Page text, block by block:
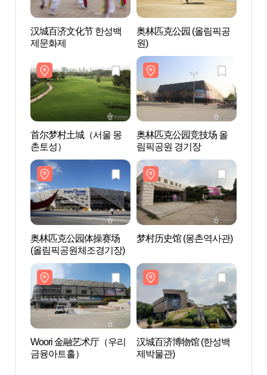
汉城百济文化节 한성백
제문화제
奥林匹克公园 (올림픽공
원)
首尔梦村土城（서울 몽
촌토성）
奥林匹克公园竞技场 올
림픽공원 경기장
奥林匹克公园体操赛场
(올림픽공원체조경기장)
梦村历史馆 (몽촌역사관)
Woori 金融艺术厅（우리
금융아트홀）
汉城百济博物馆 (한성백
제박물관)